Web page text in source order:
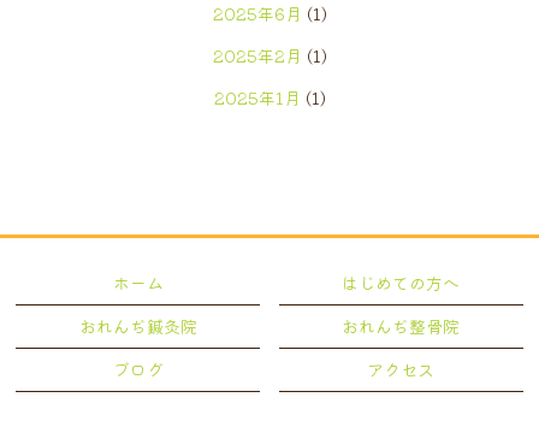
2025年6月 (1)
2025年2月 (1)
2025年1月 (1)
2024年3月(1)
2024年2月(1)
2023年12月(1)
ホーム
はじめての方へ
おれんぢ鍼灸院
おれんぢ整骨院
ブログ
アクセス